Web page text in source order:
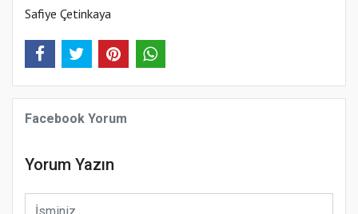
Safiye Çetinkaya
Facebook Yorum
Yorum Yazın